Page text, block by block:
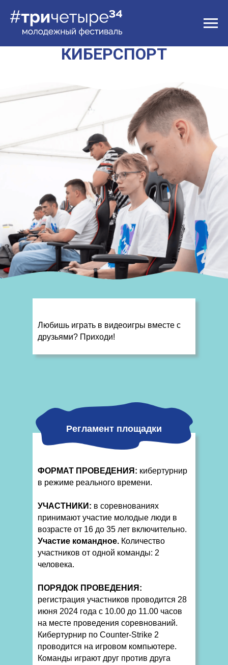
КИБЕРСПОРТ
Любишь играть в видеоигры вместе с
друзьями? Приходи!
ФОРМАТ ПРОВЕДЕНИЯ: кибертурнир
в режиме реального времени.
УЧАСТНИКИ: в соревнованиях
принимают участие молодые люди в
возрасте от 16 до 35 лет включительно.
Участие командное. Количество
участников от одной команды: 2
человека.
ПОРЯДОК ПРОВЕДЕНИЯ:
регистрация участников проводится 28
июня 2024 года с 10.00 до 11.00 часов
на месте проведения соревнований.
Кибертурнир по Counter-Strike 2
проводится на игровом компьютере.
Команды играют друг против друга
Регламент площадки